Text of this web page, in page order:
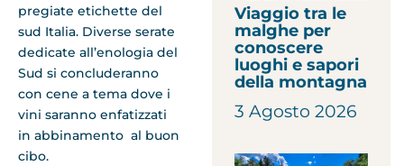
pregiate etichette del
sud Italia. Diverse serate
dedicate all’enologia del
Sud si concluderanno
con cene a tema dove i
vini saranno enfatizzati
in abbinamento al buon
cibo.
Viaggio tra le
malghe per
conoscere
luoghi e sapori
della montagna
3 Agosto 2026